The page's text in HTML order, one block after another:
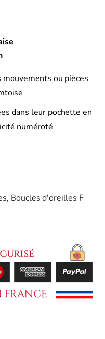
ou pièces
dans leur pochette en
numéroté
, Boucles d'oreilles F